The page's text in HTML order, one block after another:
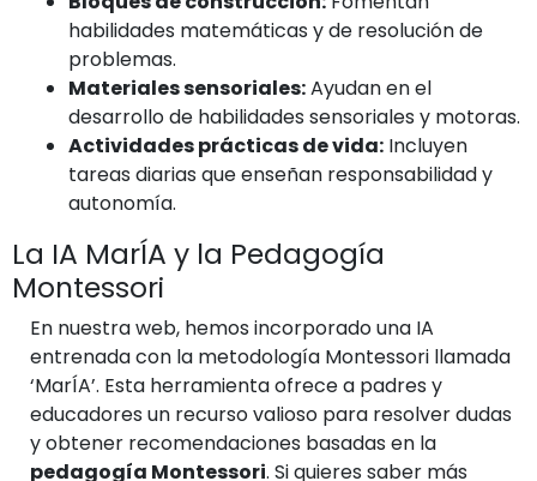
habilidades matemáticas y de resolución de
problemas.
Materiales sensoriales:Ayudan en el
desarrollo de habilidades sensoriales y motoras.
Actividades prácticas de vida: Incluyen
tareas diarias que enseñan responsabilidad y
autonomía.
La IA MarÍA y la Pedagogía
Montessori
En nuestra web, hemos incorporado una IA
entrenada con la metodología Montessori llamada
‘MarÍA’. Esta herramienta ofrece a padres y
educadores un recurso valioso para resolver dudas
y obtener recomendaciones basadas en la
pedagogía Montessori. Si quieres saber más